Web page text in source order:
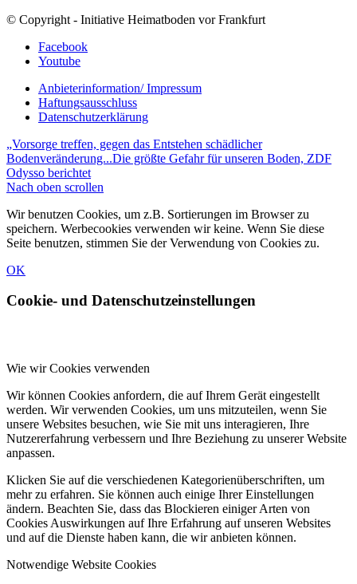
© Copyright - Initiative Heimatboden vor Frankfurt
Facebook
Youtube
Anbieterinformation/ Impressum
Haftungsausschluss
Datenschutzerklärung
„Vorsorge treffen, gegen das Entstehen schädlicher
Bodenveränderung...Die größte Gefahr für unseren Boden, ZDF
Odysso berichtet
Nach oben scrollen
Wir benutzen Cookies, um z.B. Sortierungen im Browser zu
speichern. Werbecookies verwenden wir keine. Wenn Sie diese
Seite benutzen, stimmen Sie der Verwendung von Cookies zu.
OK
Cookie- und Datenschutzeinstellungen
Wie wir Cookies verwenden
Wir können Cookies anfordern, die auf Ihrem Gerät eingestellt
werden. Wir verwenden Cookies, um uns mitzuteilen, wenn Sie
unsere Websites besuchen, wie Sie mit uns interagieren, Ihre
Nutzererfahrung verbessern und Ihre Beziehung zu unserer Website
anpassen.
Klicken Sie auf die verschiedenen Kategorienüberschriften, um
mehr zu erfahren. Sie können auch einige Ihrer Einstellungen
ändern. Beachten Sie, dass das Blockieren einiger Arten von
Cookies Auswirkungen auf Ihre Erfahrung auf unseren Websites
und auf die Dienste haben kann, die wir anbieten können.
Notwendige Website Cookies